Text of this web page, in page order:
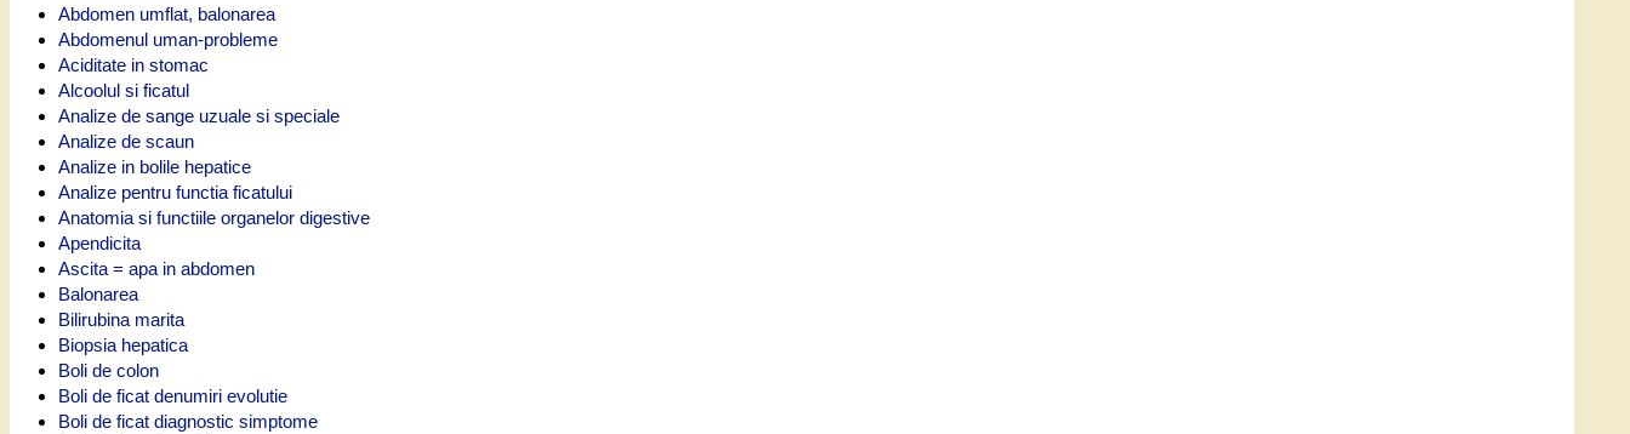
Abdomen umflat, balonarea
Abdomenul uman-probleme
Aciditate in stomac
Alcoolul si ficatul
Analize de sange uzuale si speciale
Analize de scaun
Analize in bolile hepatice
Analize pentru functia ficatului
Anatomia si functiile organelor digestive
Apendicita
Ascita = apa in abdomen
Balonarea
Bilirubina marita
Biopsia hepatica
Boli de colon
Boli de ficat denumiri evolutie
Boli de ficat diagnostic simptome